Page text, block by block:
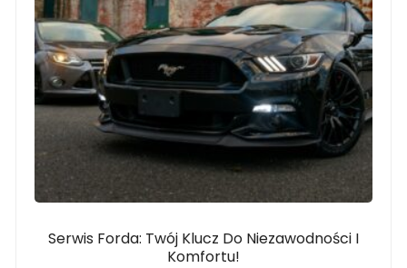
Serwis Forda: Twój Klucz Do Niezawodności I
Komfortu!